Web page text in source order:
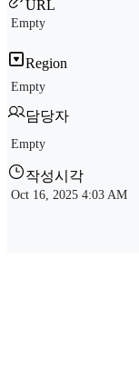
URL
Empty
Region
Empty
담당자
Empty
작성시각
Oct 16, 2025 4:03 AM